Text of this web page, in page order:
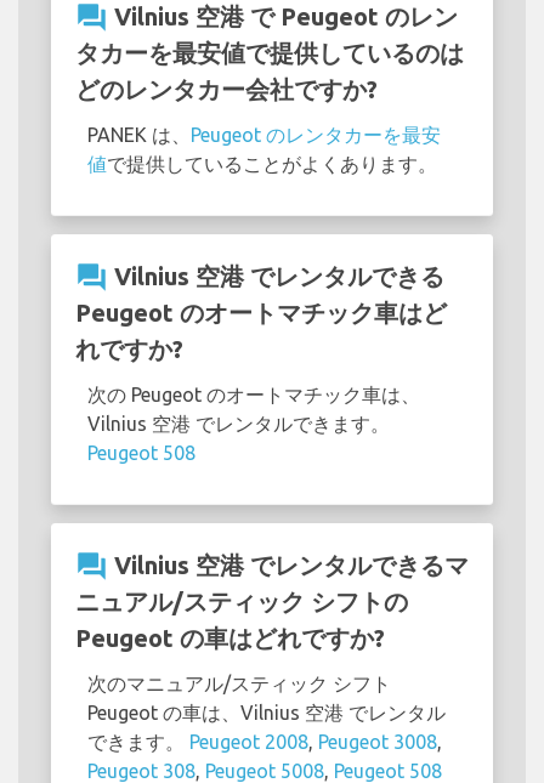
question_answer Vilnius 空港 で Peugeot のレン
タカーを最安値で提供しているのは
どのレンタカー会社ですか?
PANEK は、 Peugeot のレンタカーを最安
値で提供していることがよくあります。
question_answer Vilnius 空港 でレンタルできる
Peugeot のオートマチック車はど
れですか?
次の Peugeot のオートマチック車は、
Vilnius 空港 でレンタルできます。
Peugeot 508
question_answer Vilnius 空港 でレンタルできるマ
ニュアル/スティック シフトの
Peugeot の車はどれですか?
次のマニュアル/スティック シフト
Peugeot の車は、Vilnius 空港 でレンタル
できます。 Peugeot 2008 Peugeot 3008
Peugeot 308 Peugeot 5008 Peugeot 508